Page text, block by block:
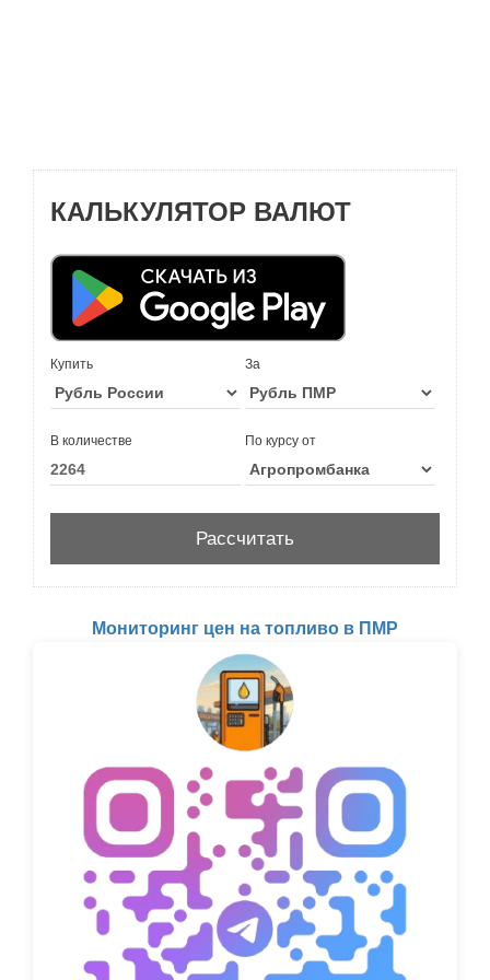
КАЛЬКУЛЯТОР ВАЛЮТ
Купить За
В количестве По курсу от
Мониторинг цен на топливо в ПМР